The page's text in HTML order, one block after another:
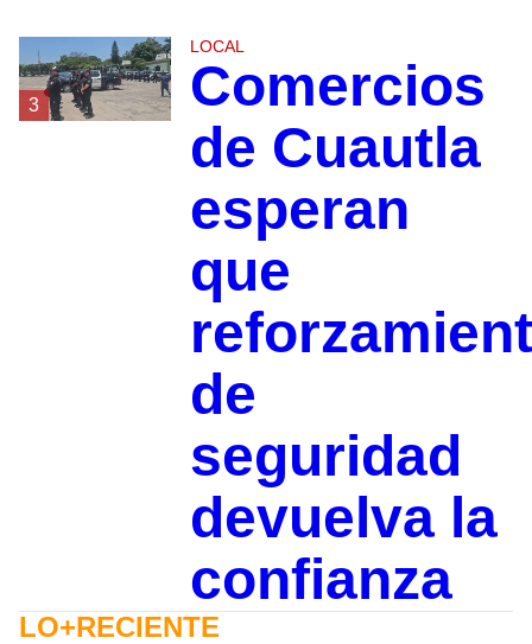
3
LOCAL
Comercios
de Cuautla
esperan
que
de
seguridad
devuelva la
confianza
LO+RECIENTE